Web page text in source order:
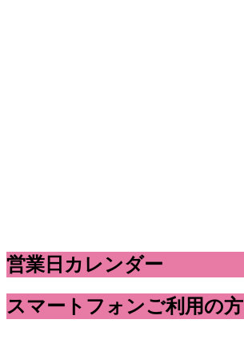
営業日カレンダー
スマートフォンご利用の方